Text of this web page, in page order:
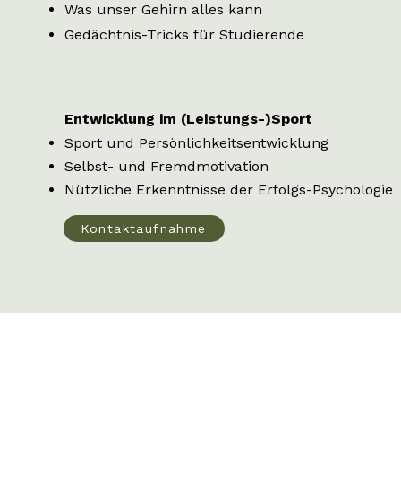
Entwicklung im (Leistungs-)Sport
Sport und Persönlichkeitsentwicklung
Selbst- und Fremdmotivation
Nützliche Erkenntnisse der Erfolgs-Psychologie
Was unser Gehirn alles kann
Gedächtnis-Tricks für Studierende
Kontaktaufnahme